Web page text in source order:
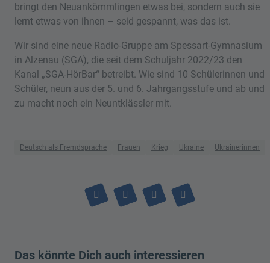
bringt den Neuankömmlingen etwas bei, sondern auch sie
lernt etwas von ihnen – seid gespannt, was das ist.
Wir sind eine neue Radio-Gruppe am Spessart-Gymnasium
in Alzenau (SGA), die seit dem Schuljahr 2022/23 den
Kanal „SGA-HörBar“ betreibt. Wie sind 10 Schülerinnen und
Schüler, neun aus der 5. und 6. Jahrgangsstufe und ab und
zu macht noch ein Neuntklässler mit.
Deutsch als Fremdsprache Frauen Krieg Ukraine Ukrainerinnen
Das könnte Dich auch interessieren